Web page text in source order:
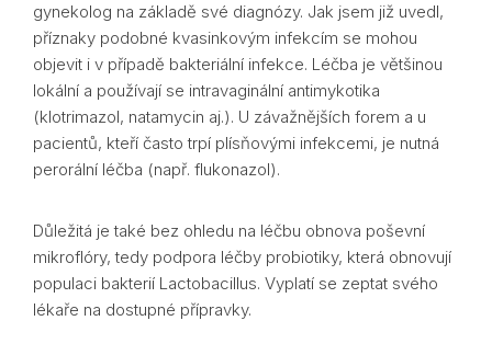
gynekolog na základě své diagnózy. Jak jsem již uvedl,
příznaky podobné kvasinkovým infekcím se mohou
objevit i v případě bakteriální infekce. Léčba je většinou
lokální a používají se intravaginální antimykotika
(klotrimazol, natamycin aj.). U závažnějších forem a u
pacientů, kteří často trpí plísňovými infekcemi, je nutná
perorální léčba (např. flukonazol).
Důležitá je také bez ohledu na léčbu obnova poševní
mikroflóry, tedy podpora léčby probiotiky, která obnovují
populaci bakterií Lactobacillus. Vyplatí se zeptat svého
lékaře na dostupné přípravky.